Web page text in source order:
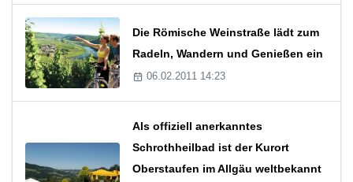
Die Römische Weinstraße lädt zum
Radeln, Wandern und Genießen ein
06.02.2011 14:23
Als offiziell anerkanntes
Schrothheilbad ist der Kurort
Oberstaufen im Allgäu weltbekannt